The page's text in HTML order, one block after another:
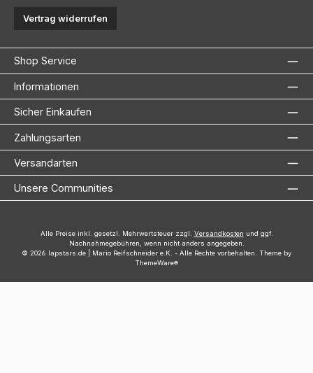
Vertrag widerrufen
Shop Service
Informationen
Sicher Einkaufen
Zahlungsarten
Versandarten
Unsere Communities
Alle Preise inkl. gesetzl. Mehrwertsteuer zzgl. Versandkosten und ggf.
Nachnahmegebühren, wenn nicht anders angegeben.
© 2026 lapstars.de | Mario Reifschneider e.K. - Alle Rechte vorbehalten. Theme by
ThemeWare®